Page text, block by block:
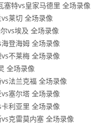
特vs皇家马德里 全场录像
莱切 全场录像
vs埃及 全场录像
登海姆 全场录像
不莱梅 全场录像
全场录像
法兰克福 全场录像
塞尔塔 全场录像
利亚里 全场录像
克雷莫内塞 全场录像